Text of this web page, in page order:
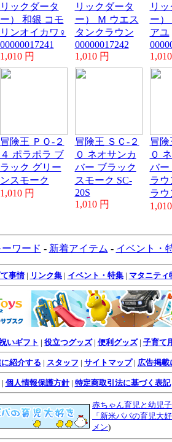
リックダータ
ー） 和銀 コモ
リンオイカワ♀
00000017241
1,010 円
リックダータ
ー） Ｍ ウエス
タンクラウン
00000017242
1,010 円
リ
ー）
アユ
冒険王 ＰＯ-２
４ ポラポラ ブ
ラック グリー
ンスモーク
1,010 円
冒険王 ＳＣ-２
０ ネオサンカ
バー ブラック
スモーク SC-
20S
1,010 円
冒険
０
バー
ラウ
ラウ
ーワード - 新着アイテム - イベント・
事情| リンク集| イベント・特集| マタニティ
いギフト | 役立つグッズ| 便利グッズ| 子育て
紹介する | スタッフ | サイトマップ | 広告掲載
| 個人情報保護方針| 特定商取引法に基づく表記
赤ちゃん育児と幼児
「新米パパの育児大好
メン)